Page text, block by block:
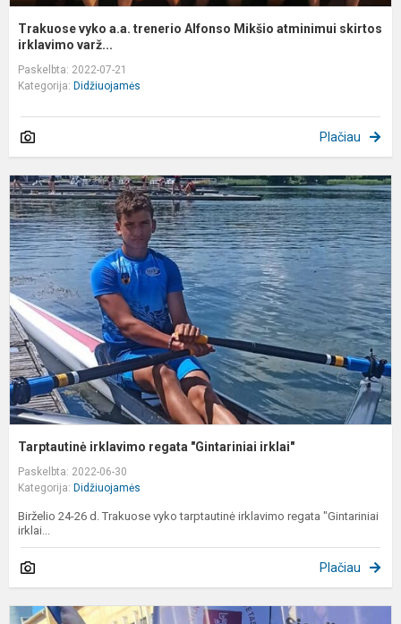
Trakuose vyko a.a. trenerio Alfonso Mikšio atminimui skirtos
irklavimo varž...
Paskelbta: 2022-07-21
Kategorija: Didžiuojamės
Plačiau
Tarptautinė irklavimo regata "Gintariniai irklai"
Paskelbta: 2022-06-30
Kategorija: Didžiuojamės
Birželio 24-26 d. Trakuose vyko tarptautinė irklavimo regata "Gintariniai
irklai...
Plačiau